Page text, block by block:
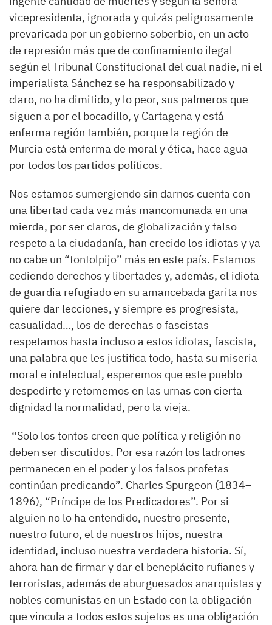
vicepresidenta, ignorada y quizás peligrosamente
prevaricada por un gobierno soberbio, en un acto
de represión más que de confinamiento ilegal
según el Tribunal Constitucional del cual nadie, ni el
imperialista Sánchez se ha responsabilizado y
claro, no ha dimitido, y lo peor, sus palmeros que
siguen a por el bocadillo, y Cartagena y está
enferma región también, porque la región de
Murcia está enferma de moral y ética, hace agua
por todos los partidos políticos.
Nos estamos sumergiendo sin darnos cuenta con
una libertad cada vez más mancomunada en una
mierda, por ser claros, de globalización y falso
respeto a la ciudadanía, han crecido los idiotas y ya
no cabe un “tontolpijo” más en este país. Estamos
cediendo derechos y libertades y, además, el idiota
de guardia refugiado en su amancebada garita nos
quiere dar lecciones, y siempre es progresista,
casualidad…, los de derechas o fascistas
respetamos hasta incluso a estos idiotas, fascista,
una palabra que les justifica todo, hasta su miseria
moral e intelectual, esperemos que este pueblo
despedirte y retomemos en las urnas con cierta
dignidad la normalidad, pero la vieja.
“Solo los tontos creen que política y religión no
deben ser discutidos. Por esa razón los ladrones
permanecen en el poder y los falsos profetas
continúan predicando”. Charles Spurgeon (1834–
1896), “Príncipe de los Predicadores”. Por si
alguien no lo ha entendido, nuestro presente,
nuestro futuro, el de nuestros hijos, nuestra
identidad, incluso nuestra verdadera historia. Sí,
ahora han de firmar y dar el beneplácito rufianes y
terroristas, además de aburguesados anarquistas y
nobles comunistas en un Estado con la obligación
que vincula a todos estos sujetos es una obligación